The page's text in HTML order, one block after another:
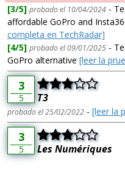
[3/5] probado el 10/04/2024 -
affordable GoPro and
completa en TechRadar]
[4/5] probado el 09/01/2025 -
GoPro alternative [leer la
3
5 T3
probado el 25/02/2022 - [leer la
3
5 Les Numériques